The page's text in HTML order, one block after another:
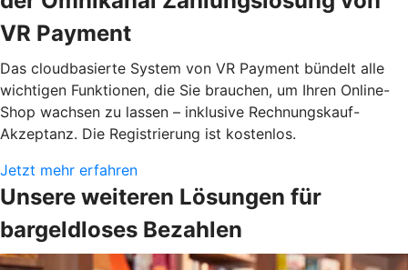
VR Payment
Das cloudbasierte System von VR Payment bündelt alle
wichtigen Funktionen, die Sie brauchen, um Ihren Online-
Shop wachsen zu lassen – inklusive Rechnungskauf-
Akzeptanz. Die Registrierung ist kostenlos.
Jetzt mehr erfahren
Unsere weiteren Lösungen für
bargeldloses Bezahlen